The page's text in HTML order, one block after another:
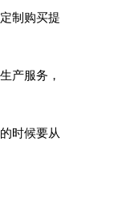
制购买提
产服务，
时候要从